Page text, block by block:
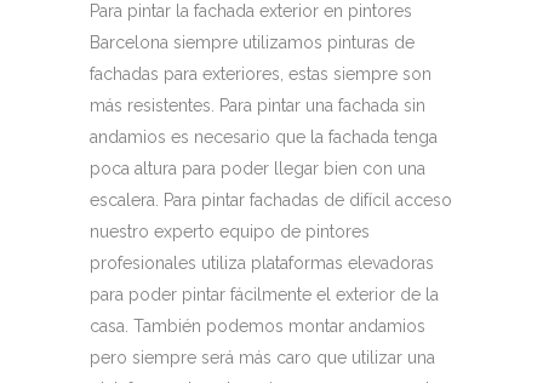
Para pintar la fachada exterior en pintores
Barcelona siempre utilizamos pinturas de
fachadas para exteriores, estas siempre son
más resistentes. Para pintar una fachada sin
andamios es necesario que la fachada tenga
poca altura para poder llegar bien con una
escalera. Para pintar fachadas de difícil acceso
nuestro experto equipo de pintores
profesionales utiliza plataformas elevadoras
para poder pintar fácilmente el exterior de la
casa. También podemos montar andamios
pero siempre será más caro que utilizar una